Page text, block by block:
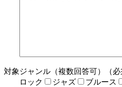
対象ジャンル（複数回答可）（必
ロック
ジャズ ブルース